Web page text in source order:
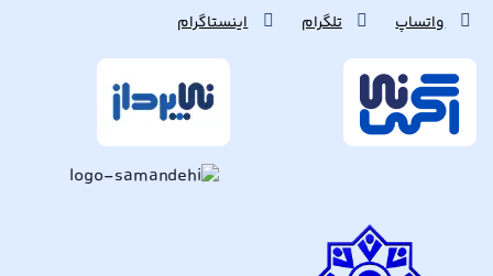
واتساپ تلگرام اینستاگرام